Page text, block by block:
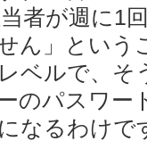
者が週に1
ん」という
ベルで、そ
のパスワー
なるわけで